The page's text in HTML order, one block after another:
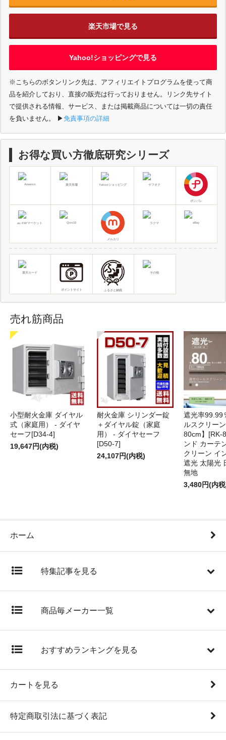
楽天市場で見る
Yahoo!ショッピングで見る
※こちらのボタンリンク先は、アフィリエイトプログラムを使って商
品を紹介しており、直接の販売は行っておりません。リンク先サイト
で提供される情報、サービス、または掲載商品については一切の責任
を負いません。
▶︎免責事項の詳細
お得な買い方徹底研究シリーズ
Amazon 楽天市場 Yahooショッピング ヤフオク
ポンパレ
au PAYマーケット Qoo10
メルカリ
ラクマ eBay
楽天カード
ポイントサイト ふるさと納税
その他
売れ筋商品
小型耐火金庫 ダイヤル
式（家庭用） - ダイヤ
セーフ[D34-4]
19,647円(内税)
耐火金庫 シリンダー錠
＋ダイヤル錠（家庭
用） - ダイヤセーフ
[D50-7]
24,107円(内税)
遮光率99.99
ルスクリー
80cm】[RK-
ンド カーテ
クリーン イ
遮光 太陽光
無地
3,480円(内
ホーム
特集記事を見る
商品毎メーカー一覧
おすすめランキングを見る
カートを見る
特定商取引法に基づく表記